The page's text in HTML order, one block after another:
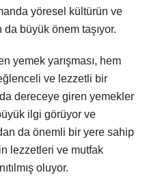
yöresel kültürün ve
da büyük önem taşıyor.
yemek yarışması, hem
ve lezzetli bir
dereceye giren yemekler
ilgi görüyor ve
da önemli bir yere sahip
lezzetleri ve mutfak
oluyor.